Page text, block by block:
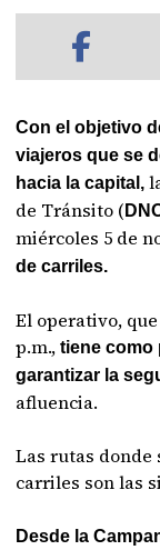
Con el objetivo
viajeros que se
hacia la capital,
de Tránsito (
miércoles 5 de
de carriles.
El operativo, que
p.m.,tiene como
garantizar la
afluencia.
Las rutas
carriles son las
Desde la